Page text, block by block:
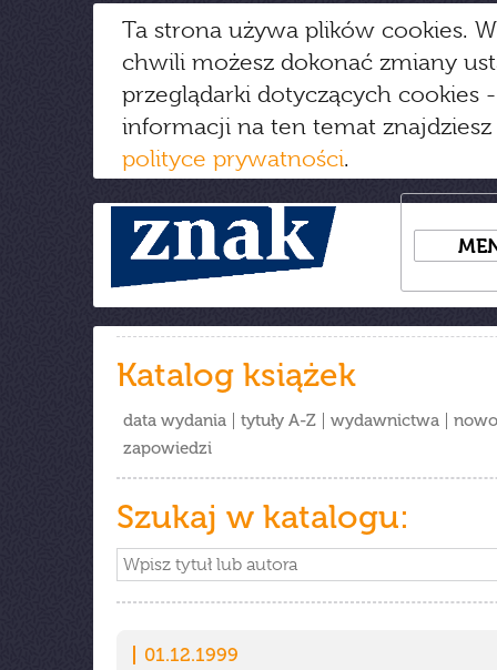
Ta strona używa plików cookies.
chwili możesz dokonać zmiany
przeglądarki dotyczących cookies
informacji na ten temat
polityce prywatności.
Katalog książek
data wydania tytuły A-Z wydawnictwa
zapowiedzi
Szukaj w katalogu:
01.12.1999